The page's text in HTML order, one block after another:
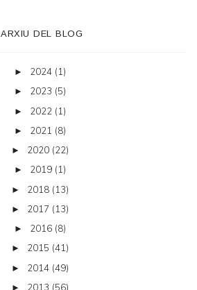
ARXIU DEL BLOG
► 2024 (1)
► 2023 (5)
► 2022 (1)
► 2021 (8)
► 2020 (22)
► 2019 (1)
► 2018 (13)
► 2017 (13)
► 2016 (8)
► 2015 (41)
► 2014 (49)
► 2013 (56)